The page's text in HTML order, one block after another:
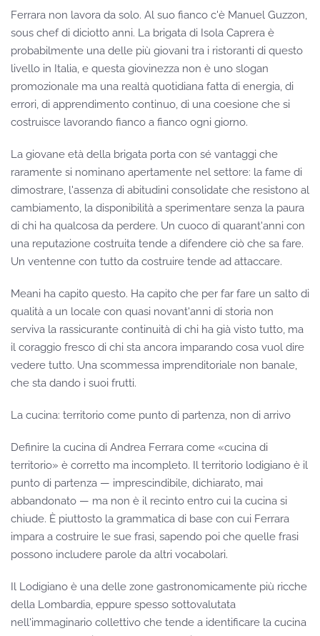
Ferrara non lavora da solo. Al suo fianco c'è Manuel Guzzon,
sous chef di diciotto anni. La brigata di Isola Caprera è
probabilmente una delle più giovani tra i ristoranti di questo
livello in Italia, e questa giovinezza non è uno slogan
promozionale ma una realtà quotidiana fatta di energia, di
errori, di apprendimento continuo, di una coesione che si
costruisce lavorando fianco a fianco ogni giorno.
La giovane età della brigata porta con sé vantaggi che
raramente si nominano apertamente nel settore: la fame di
dimostrare, l'assenza di abitudini consolidate che resistono al
cambiamento, la disponibilità a sperimentare senza la paura
di chi ha qualcosa da perdere. Un cuoco di quarant'anni con
una reputazione costruita tende a difendere ciò che sa fare.
Un ventenne con tutto da costruire tende ad attaccare.
Meani ha capito questo. Ha capito che per far fare un salto di
qualità a un locale con quasi novant'anni di storia non
serviva la rassicurante continuità di chi ha già visto tutto, ma
il coraggio fresco di chi sta ancora imparando cosa vuol dire
vedere tutto. Una scommessa imprenditoriale non banale,
che sta dando i suoi frutti.
La cucina: territorio come punto di partenza, non di arrivo
Definire la cucina di Andrea Ferrara come «cucina di
territorio» è corretto ma incompleto. Il territorio lodigiano è il
punto di partenza — imprescindibile, dichiarato, mai
abbandonato — ma non è il recinto entro cui la cucina si
chiude. È piuttosto la grammatica di base con cui Ferrara
impara a costruire le sue frasi, sapendo poi che quelle frasi
possono includere parole da altri vocabolari.
Il Lodigiano è una delle zone gastronomicamente più ricche
della Lombardia, eppure spesso sottovalutata
nell'immaginario collettivo che tende a identificare la cucina